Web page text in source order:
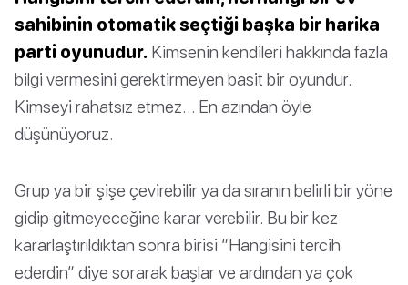
sahibinin otomatik seçtiği başka bir harika
parti oyunudur. Kimsenin kendileri hakkında fazla
bilgi vermesini gerektirmeyen basit bir oyundur.
Kimseyi rahatsız etmez… En azından öyle
düşünüyoruz.
Grup ya bir şişe çevirebilir ya da sıranın belirli bir yöne
gidip gitmeyeceğine karar verebilir. Bu bir kez
kararlaştırıldıktan sonra birisi “Hangisini tercih
ederdin” diye sorarak başlar ve ardından ya çok